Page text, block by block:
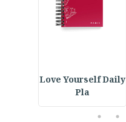
Love Yourself Daily
Pla
4
5